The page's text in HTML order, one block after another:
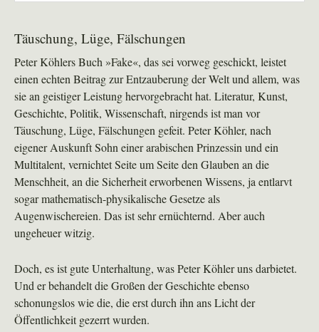
Täuschung, Lüge, Fälschungen
Peter Köhlers Buch »Fake«, das sei vorweg geschickt, leistet
einen echten Beitrag zur Entzauberung der Welt und allem, was
sie an geistiger Leistung hervorgebracht hat. Literatur, Kunst,
Geschichte, Politik, Wissenschaft, nirgends ist man vor
Täuschung, Lüge, Fälschungen gefeit. Peter Köhler, nach
eigener Auskunft Sohn einer arabischen Prinzessin und ein
Multitalent, vernichtet Seite um Seite den Glauben an die
Menschheit, an die Sicherheit erworbenen Wissens, ja entlarvt
sogar mathematisch-physikalische Gesetze als
Augenwischereien. Das ist sehr ernüchternd. Aber auch
ungeheuer witzig.
Doch, es ist gute Unterhaltung, was Peter Köhler uns darbietet.
Und er behandelt die Großen der Geschichte ebenso
schonungslos wie die, die erst durch ihn ans Licht der
Öffentlichkeit gezerrt wurden.